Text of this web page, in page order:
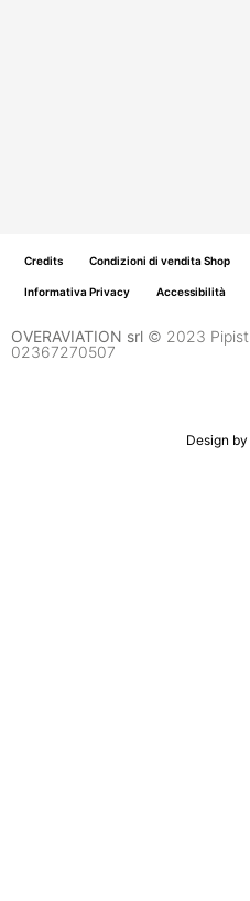
OVERAVIATION srl © 2023
02367270507
Credits Condizioni di vendita Shop
Informativa Privacy Accessibilità
Design by